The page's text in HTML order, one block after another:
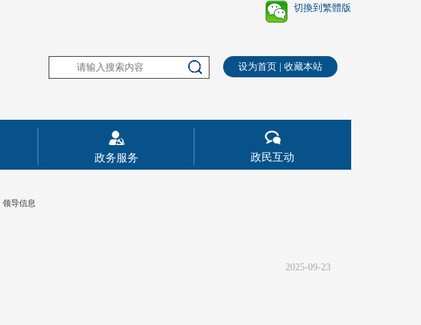
切換到繁體版
设为首页 收藏本站
政务服务 政民互动
领导信息
2025-09-23